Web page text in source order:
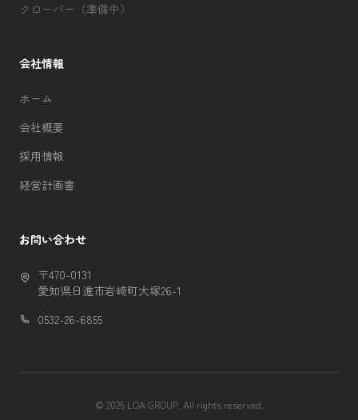
クローバー（準備中）
会社情報
ホーム
会社概要
採用情報
経営計画書
お問い合わせ
〒470-0131
愛知県日進市岩崎町大塚26-1
0532-26-6855
© 2025 LOA GROUP. All rights reserved.